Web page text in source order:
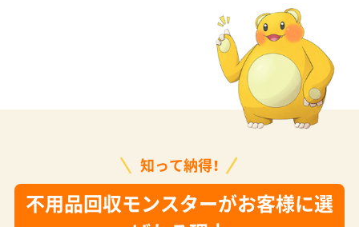
知って納得！
不用品回収モンスターがお客様に選